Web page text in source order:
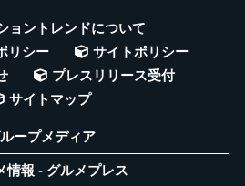
ョントレンドについて
リシー
サイトポリシー
プレスリリース受付
サイトマップ
ープメディア
情報 - グルメプレス